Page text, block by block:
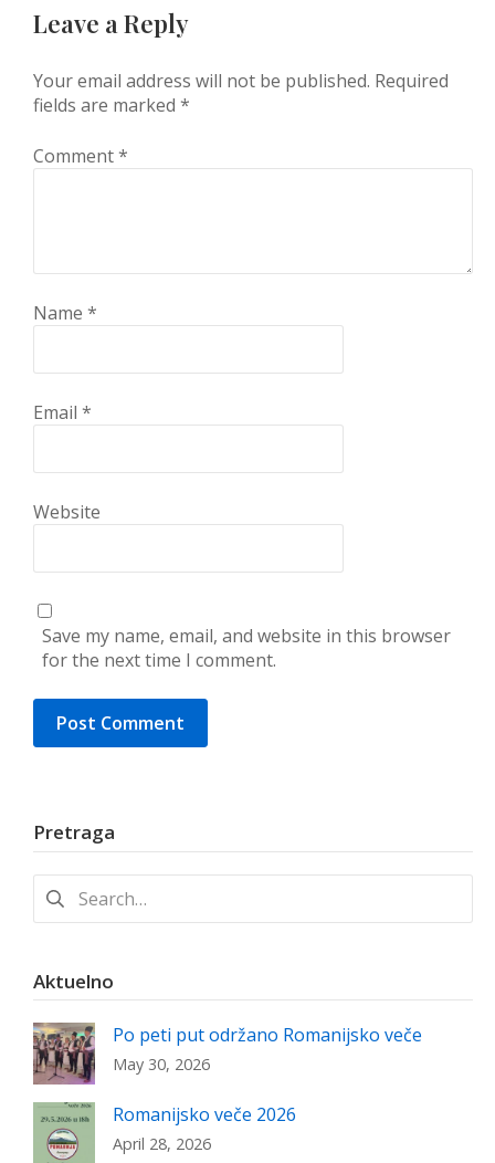
Leave a Reply
Your email address will not be published. Required
fields are marked *
Comment*
Name *
Email *
Website
Save my name, email, and website in this browser
for the next time I comment.
Pretraga
Search
for:
Aktuelno
Po peti put održano Romanijsko veče
May 30, 2026
Romanijsko veče 2026
April 28, 2026